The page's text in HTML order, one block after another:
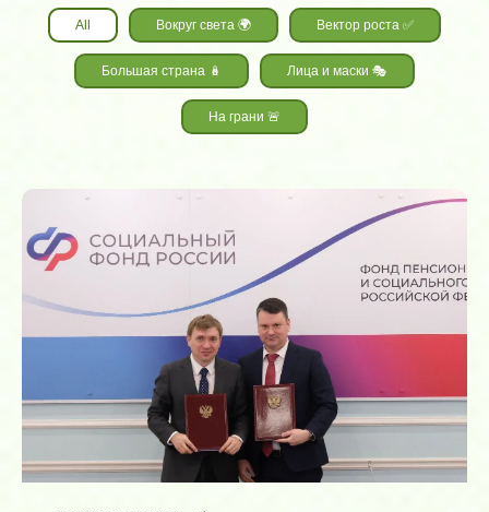
All Вокруг света 🌍 Вектор роста ✅️
Большая страна 🪆 Лица и маски 🎭
На грани 🚨